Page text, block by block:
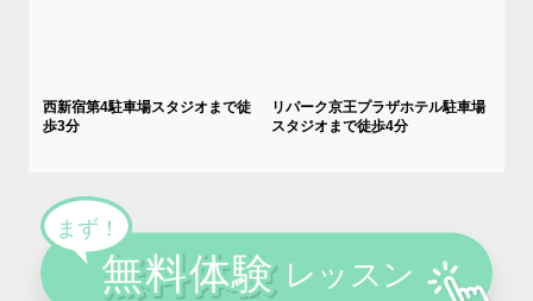
西新宿第4駐車場スタジオまで徒
歩3分
リパーク京王プラザホテル駐車場
スタジオまで徒歩4分